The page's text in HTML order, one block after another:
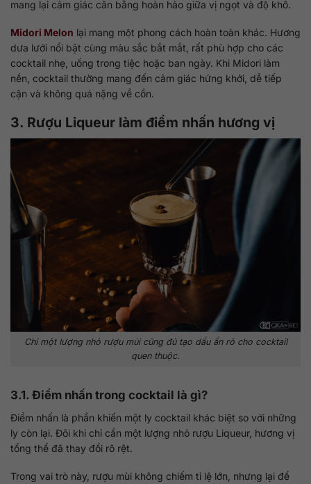
mang lại cảm giác cân bằng hoàn hảo giữa vị ngọt và độ khô.
Midori Melon lại mang một phong cách hoàn toàn khác. Hương
dưa lưới nổi bật cùng màu sắc bắt mắt, rất phù hợp cho các
cocktail nhẹ, uống trong tiệc hoặc ban ngày. Khi Midori làm
nền, cocktail thường mang đến cảm giác hứng khởi, dễ tiếp
cận và không quá nặng về cồn.
3. Rượu Liqueur làm điểm nhấn hương vị
Chỉ một lượng nhỏ rượu mùi cũng đủ tạo dấu ấn rõ cho cocktail
quen thuộc.
3.1. Điểm nhấn trong cocktail là gì?
Điểm nhấn là phần khiến một ly cocktail khác biệt so với những
ly còn lại. Đôi khi chỉ cần một lượng nhỏ rượu Liqueur, hương vị
tổng thể đã thay đổi rõ rệt.
Trong vai trò này, rượu mùi không chiếm tỉ lệ lớn, nhưng lại để